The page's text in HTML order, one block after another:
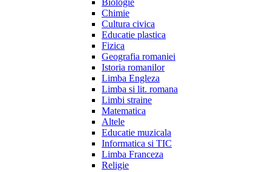
Biologie
Chimie
Cultura civica
Educatie plastica
Fizica
Geografia romaniei
Istoria romanilor
Limba Engleza
Limba si lit. romana
Limbi straine
Matematica
Altele
Educatie muzicala
Informatica si TIC
Limba Franceza
Religie